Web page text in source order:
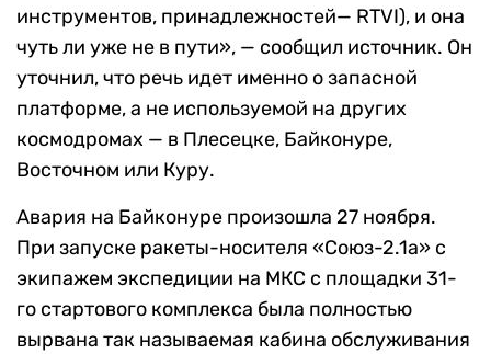
инструментов, принадлежностей— RTVI), и она
чуть ли уже не в пути», — сообщил источник. Он
уточнил, что речь идет именно о запасной
платформе, а не используемой на других
космодромах — в Плесецке, Байконуре,
Восточном или Куру.
Авария на Байконуре произошла 27 ноября.
При запуске ракеты-носителя «Союз-2.1а» с
экипажем экспедиции на МКС с площадки 31-
го стартового комплекса была полностью
вырвана так называемая кабина обслуживания